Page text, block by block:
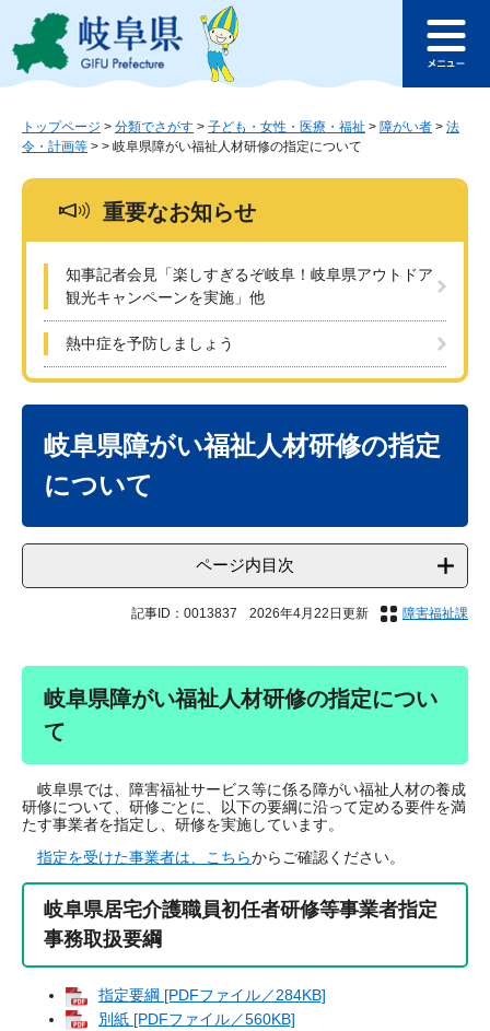
ジ
ュ
このページの本文へ
ュ
トップページ > 分類でさがす > 子ども・女性・医療・福祉 > 障がい者 > 法
令・計画等 > > 岐阜県障がい福祉人材研修の指定について
重要なお知らせ
知事記者会見「楽しすぎるぞ岐阜！岐阜県アウトドア
観光キャンペーンを実施」他
熱中症を予防しましょう
岐阜県障がい福祉人材研修の指定
について
ページ内目次
記事ID：0013837 2026年4月22日更新 障害福祉課
岐阜県障がい福祉人材研修の指定につい
て
岐阜県では、障害福祉サービス等に係る障がい福祉人材の養成
研修について、研修ごとに、以下の要綱に沿って定める要件を満
たす事業者を指定し、研修を実施しています。
指定を受けた事業者は、こちらからご確認ください。
岐阜県居宅介護職員初任者研修等事業者指定
事務取扱要綱
指定要綱 [PDFファイル／284KB]
別紙 [PDFファイル／560KB]